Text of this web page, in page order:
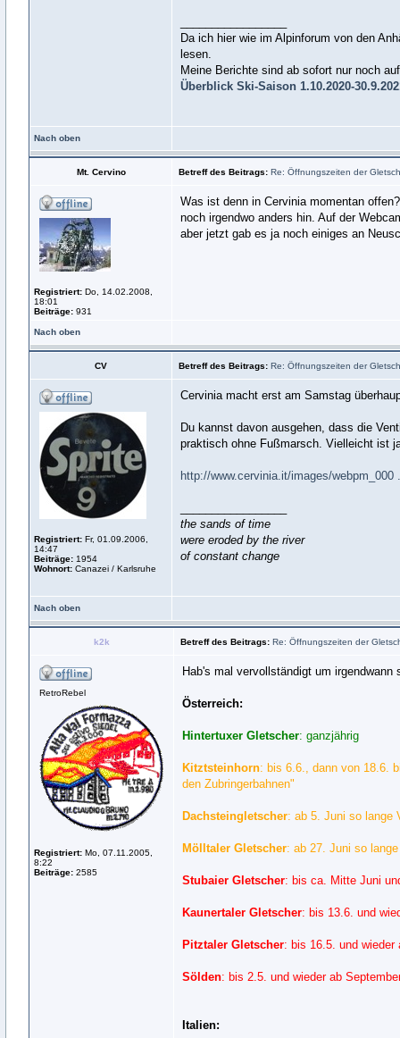
Da ich hier wie im Alpinforum von den
lesen.
Meine Berichte sind ab sofort nur noch
Überblick Ski-Saison 1.10.2020-
Nach oben
Mt. Cervino Betreff des Beitrags: Re: Öffnungszeiten der
Registriert: Do, 14.02.2008,
18:01
Beiträge: 931
Was ist denn in Cervinia momentan
noch irgendwo anders hin. Auf der
aber jetzt gab es ja noch einiges an
Nach oben
CV Betreff des Beitrags: Re: Öffnungszeiten der
Registriert: Fr, 01.09.2006,
14:47
Beiträge: 1954
Wohnort: Canazei / Karlsruhe
Cervinia macht erst am Samstag
Du kannst davon ausgehen, dass die
praktisch ohne Fußmarsch. Vielleicht ist
http://www.cervinia.it/images/webpm_000
the sands of time
were eroded by the river
of constant change
Nach oben
k2k Betreff des Beitrags: Re: Öffnungszeiten der
RetroRebel
Registriert: Mo, 07.11.2005,
8:22
Beiträge: 2585
Hab's mal vervollständigt um
Österreich:
Hintertuxer Gletscher: ganzjährig
Kitztsteinhorn: bis 6.6., dann von 18.6.
den Zubringerbahnen"
Dachsteingletscher: ab 5. Juni so lange
Mölltaler Gletscher: ab 27. Juni so
Stubaier Gletscher: bis ca. Mitte Juni
Kaunertaler Gletscher: bis 13.6. und
Pitztaler Gletscher: bis 16.5. und wieder
Sölden: bis 2.5. und wieder ab
Italien: